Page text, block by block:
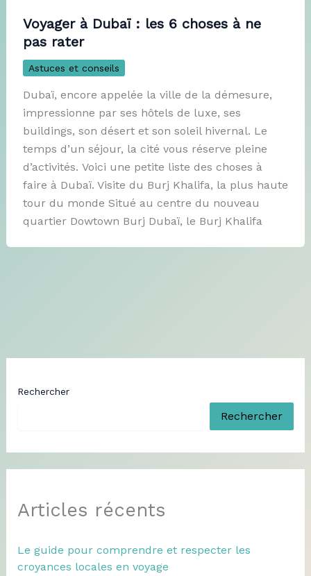
Voyager à Dubaï : les 6 choses à ne
pas rater
Astuces et conseils
Dubaï, encore appelée la ville de la démesure,
impressionne par ses hôtels de luxe, ses
buildings, son désert et son soleil hivernal. Le
temps d’un séjour, la cité vous réserve pleine
d’activités. Voici une petite liste des choses à
faire à Dubaï. Visite du Burj Khalifa, la plus haute
tour du monde Situé au centre du nouveau
quartier Dowtown Burj Dubaï, le Burj Khalifa
Rechercher
Rechercher
Articles récents
Le guide pour comprendre et respecter les
croyances locales en voyage